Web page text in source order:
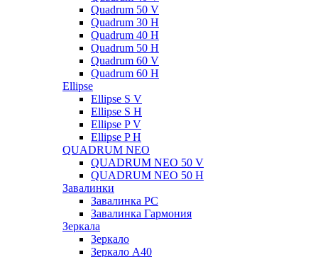
Quadrum 50 V
Quadrum 30 H
Quadrum 40 H
Quadrum 50 H
Quadrum 60 V
Quadrum 60 H
Ellipse
Ellipse S V
Ellipse S H
Ellipse P V
Ellipse P H
QUADRUM NEO
QUADRUM NEO 50 V
QUADRUM NEO 50 H
Завалинки
Завалинка РС
Завалинка Гармония
Зеркала
Зеркало
Зеркало А40